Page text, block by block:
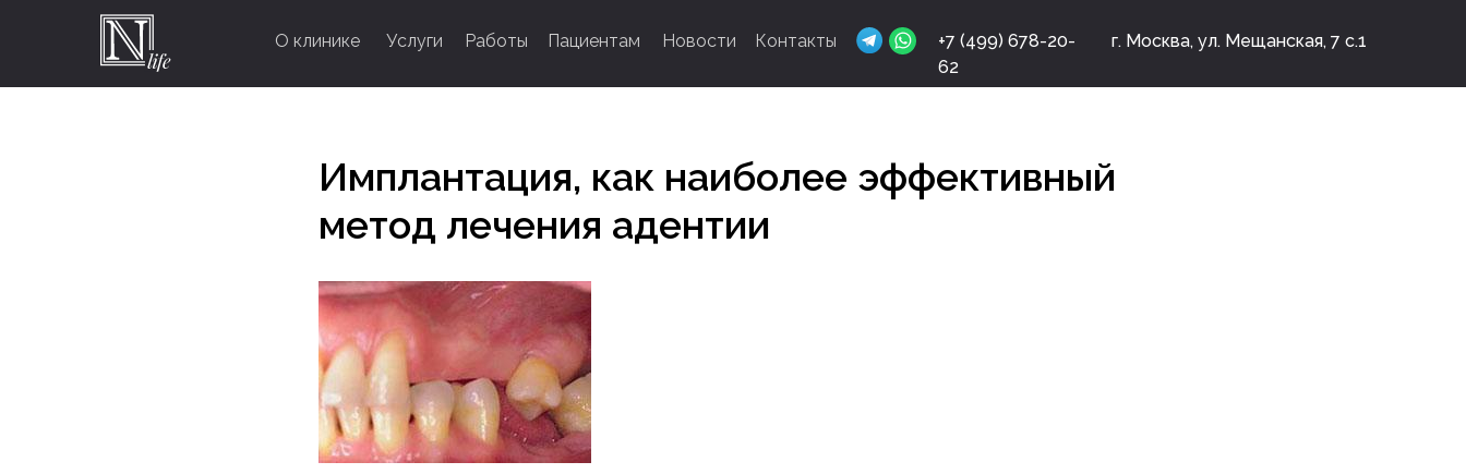
О клинике Услуги Работы Пациентам Новости Контакты
+7 (499) 678-20-
62
г. Москва, ул. Мещанская, 7 с.1
Имплантация, как наиболее эффективный
метод лечения адентии